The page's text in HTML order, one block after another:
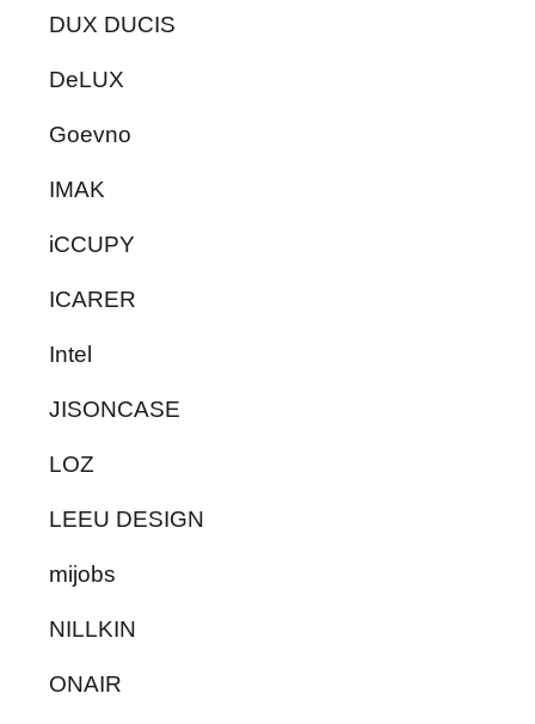
DUX DUCIS
DeLUX
Goevno
IMAK
iCCUPY
ICARER
Intel
JISONCASE
LOZ
LEEU DESIGN
mijobs
NILLKIN
ONAIR